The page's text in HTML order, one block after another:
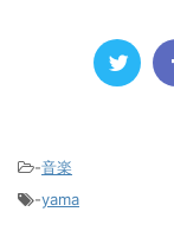
-音楽
-yama